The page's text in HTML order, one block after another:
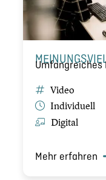
Umfang­rei­ches
Video
Indivi­du­ell
Digital
Mehr erfahren